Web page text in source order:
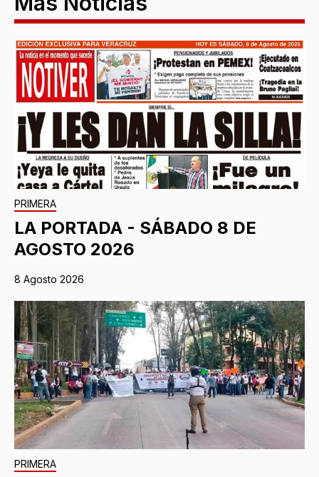
PRIMERA
LA PORTADA - SÁBADO 8 DE
AGOSTO 2026
8 Agosto 2026
PRIMERA